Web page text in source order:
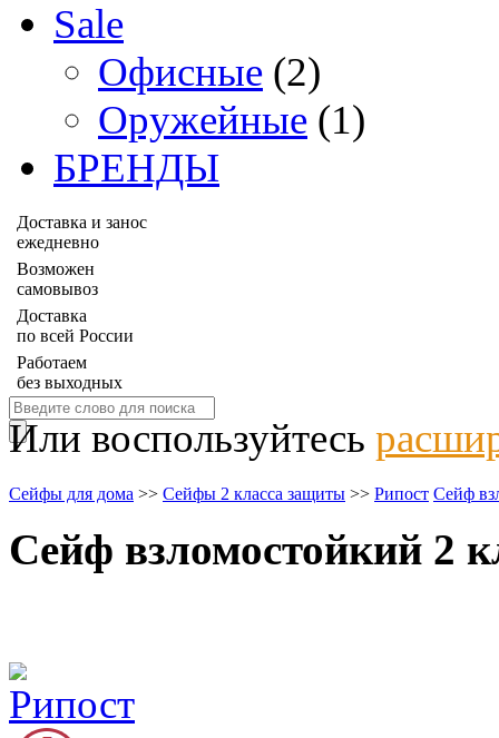
Sale
Офисные (2)
Оружейные (1)
БРЕНДЫ
Доставка и занос
ежедневно
Возможен
самовывоз
Доставка
по всей России
Работаем
без выходных
Или воспользуйтесь
Сейфы для дома >> Сейфы 2 класса защиты >> Рипост Сейф
Сейф взломостойкий 2